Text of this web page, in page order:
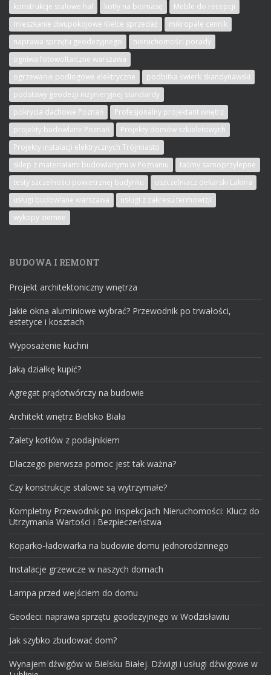
konstrukcje stalowe hal
kotły na biomasę
Meble do recepcji
mieszkanie dwupokojowe Kielce sprzedaż
mikropale cennik
naprawa sprzętu geodezyjnego
nieruchomości porady
ogniwa fotowoltaiczne warszawa
ogrzewanie podłogowe elektryczne
podbitka świerk skandynawski
podstawy geodezji inżynieryjnej standardy
pokrycia dachowe Poznań
Profesjonalny projektant wnętrz
projekty budowlane Poznań
Projekty domów szkieletowych
Projekty instalacji elektrycznych Trójmiasto
sklep z materiałami budowlanymi w Poznaniu
taśmy samoprzylepne
testy szczelności powietrznej budynku
uszczelniacz dekarski Lakma
usługi budowlane warszawa
usługi z zakresu termowizji
wykopy ziemne
BUDOWA I REMONT
Projekt architektoniczny wnętrza
Jakie okna aluminiowe wybrać? Przewodnik po trwałości,
estetyce i kosztach
Wyposażenie kuchni
Jaką działkę kupić?
Agregat prądotwórczy na budowie
Architekt wnętrz Bielsko Biała
Zalety kotłów z podajnikiem
Dlaczego pierwsza pomoc jest tak ważna?
Czy konstrukcje stalowe są wytrzymałe?
Kompletny Przewodnik po Inspekcjach Nieruchomości: Klucz do
Utrzymania Wartości i Bezpieczeństwa
Koparko-ładowarka na budowie domu jednorodzinnego
Instalacje grzewcze w naszych domach
Lampa przed wejściem do domu
Geodeci: naprawa sprzętu geodezyjnego w Wodzisławiu
Jak szybko zbudować dom?
Wynajem dźwigów w Bielsku Białej. Dźwigi i usługi dźwigowe w